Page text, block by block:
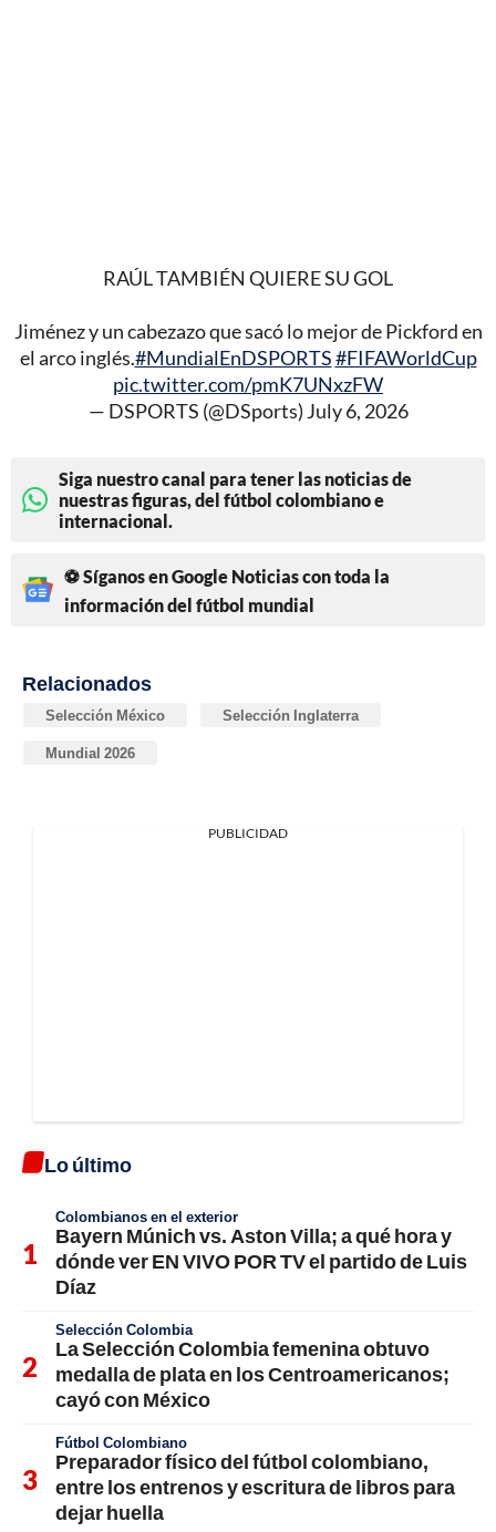
RAÚL TAMBIÉN QUIERE SU GOL
Jiménez y un cabezazo que sacó lo mejor de Pickford en
el arco inglés.#MundialEnDSPORTS#FIFAWorldCup
pic.twitter.com/pmK7UNxzFW
— DSPORTS (@DSports) July 6, 2026
Siga nuestro canal para tener las noticias de
nuestras figuras, del fútbol colombiano e
internacional.
⚽ Síganos en Google Noticias con toda la
información del fútbol mundial
Relacionados
Selección México Selección Inglaterra
Mundial 2026
PUBLICIDAD
Lo último
Colombianos en el exterior
Bayern Múnich vs. Aston Villa; a qué hora y
dónde ver EN VIVO POR TV el partido de Luis
Díaz
Selección Colombia
La Selección Colombia femenina obtuvo
medalla de plata en los Centroamericanos;
cayó con México
Fútbol Colombiano
Preparador físico del fútbol colombiano,
entre los entrenos y escritura de libros para
dejar huella